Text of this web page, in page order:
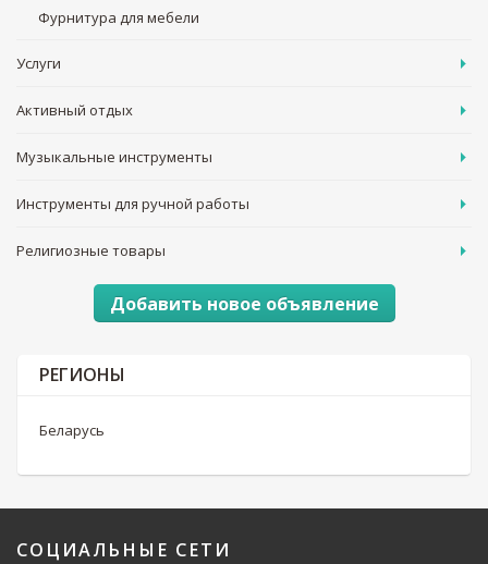
Фурнитура для мебели
Услуги
Активный отдых
Музыкальные инструменты
Инструменты для ручной работы
Религиозные товары
Добавить новое объявление
РЕГИОНЫ
Беларусь
СОЦИАЛЬНЫЕ СЕТИ